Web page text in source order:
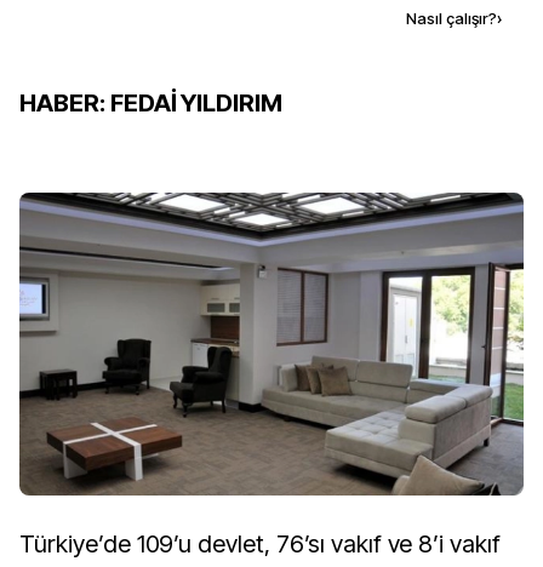
Nasıl çalışır?›
HABER: FEDAİ YILDIRIM
Türkiye’de 109’u devlet, 76’sı vakıf ve 8’i vakıf